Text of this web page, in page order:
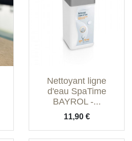
Nettoyant ligne
d'eau SpaTime
BAYROL -...
Prix
11,90 €